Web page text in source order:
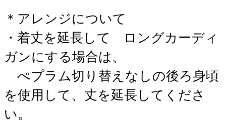
＊アレンジについて
・着丈を延長して ロングカーディ
ガンにする場合は、
ぺプラム切り替えなしの後ろ身頃
を使用して、丈を延長してくださ
い。